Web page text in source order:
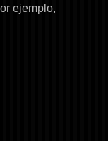
ejemplo,